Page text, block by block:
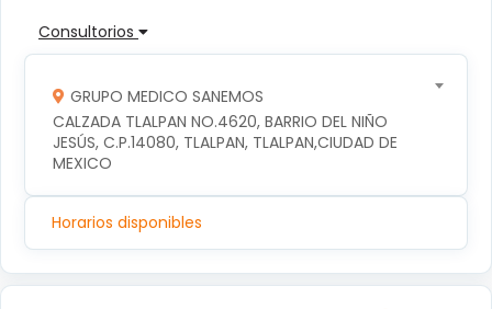
Consultorios
GRUPO MEDICO SANEMOS
CALZADA TLALPAN NO.4620, BARRIO DEL NIÑO
JESÚS, C.P.14080, TLALPAN, TLALPAN,CIUDAD DE
MEXICO
Horarios disponibles